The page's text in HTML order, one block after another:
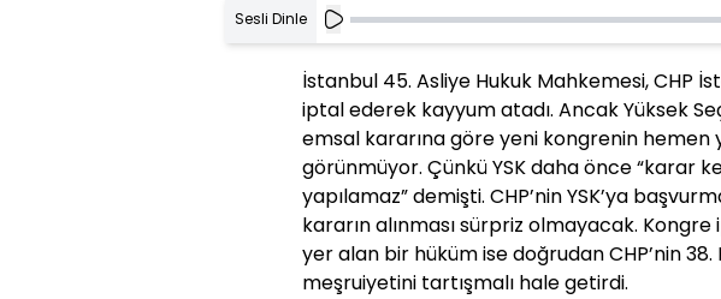
Sesli Dinle
İstanbul 45. Asliye Hukuk Mahkemesi, CHP
iptal ederek kayyum atadı. Ancak Yüksek
emsal kararına göre yeni kongrenin hemen
görünmüyor. Çünkü YSK daha önce “karar
yapılamaz” demişti. CHP’nin YSK’ya
kararın alınması sürpriz olmayacak.
yer alan bir hüküm ise doğrudan CHP’nin 38.
meşruiyetini tartışmalı hale getirdi.